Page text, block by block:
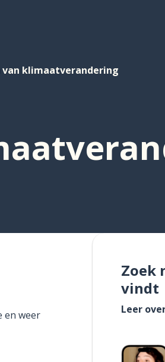
van klimaatverandering
en weer
Zoek
vindt
Leer